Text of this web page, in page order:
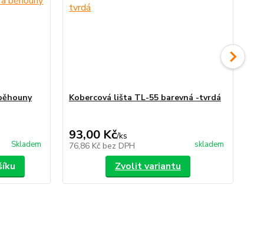
Skladem
Kobercová lišta TL-55 barevná -tvrdá
93,00 Kč/ks
76,86 Kč bez DPH skladem
Zvolit variantu